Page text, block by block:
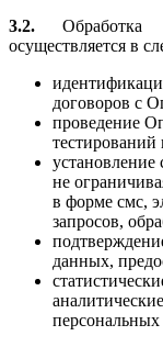
3.2. Обработка
осуществляется в
договоров с
проведение
тестирований
установление
не
в форме смс,
запросов,
данных,